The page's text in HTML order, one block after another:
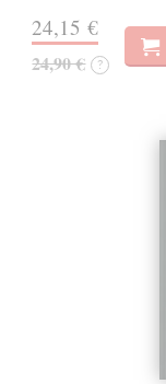
24,15 €
24,90 € ?